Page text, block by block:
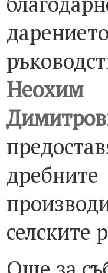
селските